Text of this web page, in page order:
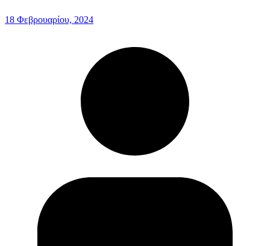
18 Φεβρουαρίου, 2024